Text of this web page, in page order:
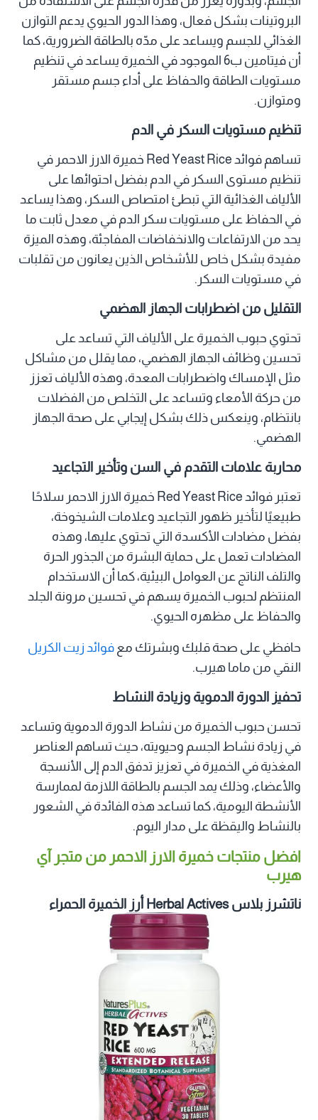
البروتينات بشكل فعال، وهذا الدور الحيوي يدعم التوازن
الغذائي للجسم ويساعد على مدّه بالطاقة الضرورية، كما
أن فيتامين ب6 الموجود في الخميرة يساعد في تنظيم
مستويات الطاقة والحفاظ على أداء جسم مستقر
ومتوازن.
تنظيم مستويات السكر في الدم
تساهم فوائد Red Yeast Rice خميرة الارز الاحمر في
تنظيم مستوى السكر في الدم بفضل احتوائها على
الألياف الغذائية التي تبطئ امتصاص السكر، وهذا يساعد
في الحفاظ على مستويات سكر الدم في معدل ثابت ما
يحد من الارتفاعات والانخفاضات المفاجئة، وهذه الميزة
مفيدة بشكل خاص للأشخاص الذين يعانون من تقلبات
في مستويات السكر.
التقليل من اضطرابات الجهاز الهضمي
تحتوي حبوب الخميرة على الألياف التي تساعد على
تحسين وظائف الجهاز الهضمي، مما يقلل من مشاكل
مثل الإمساك واضطرابات المعدة، وهذه الألياف تعزز
من حركة الأمعاء وتساعد على التخلص من الفضلات
بانتظام، وينعكس ذلك بشكل إيجابي على صحة الجهاز
الهضمي.
محاربة علامات التقدم في السن وتأخير التجاعيد
تعتبر فوائد Red Yeast Rice خميرة الارز الاحمر سلاحًا
طبيعيًا لتأخير ظهور التجاعيد وعلامات الشيخوخة،
بفضل مضادات الأكسدة التي تحتوي عليها، وهذه
المضادات تعمل على حماية البشرة من الجذور الحرة
والتلف الناتج عن العوامل البيئية، كما أن الاستخدام
المنتظم لحبوب الخميرة يسهم في تحسين مرونة الجلد
والحفاظ على مظهره الحيوي.
حافظي على صحة قلبك وبشرتك مع فوائد زيت الكريل
النقي من ماما هيرب.
تحفيز الدورة الدموية وزيادة النشاط
تحسن حبوب الخميرة من نشاط الدورة الدموية وتساعد
في زيادة نشاط الجسم وحيويته، حيث تساهم العناصر
المغذية في الخميرة في تعزيز تدفق الدم إلى الأنسجة
والأعضاء، وذلك يمد الجسم بالطاقة اللازمة لممارسة
الأنشطة اليومية، كما تساعد هذه الفائدة في الشعور
بالنشاط واليقظة على مدار اليوم.
افضل منتجات خميرة الارز الاحمر من متجر آي
هيرب
ناتشرز بلاس Herbal Actives أرز الخميرة الحمراء